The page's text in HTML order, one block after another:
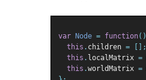
var Node = function()
this . children =
[];
this . localMatrix =
this .worldMatrix =